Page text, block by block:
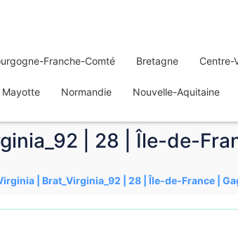
Franche-Comté Bretagne Centre-
Mayotte Normandie Nouvelle-Aquitaine
| 28 | Île-de-
| Brat_Virginia_92 | 28 | Île-de-France |